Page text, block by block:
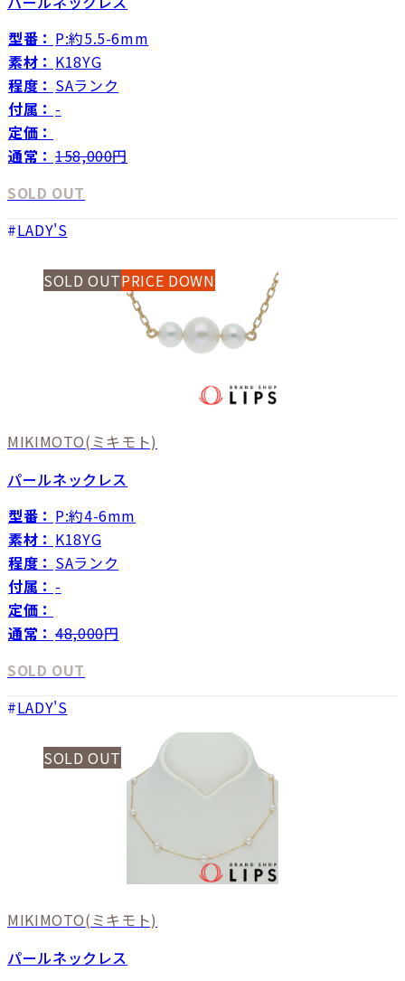
型番： P:約5.5-6mm
素材： K18YG
程度： SAランク
付属： -
定価：
通常： 158,000円
SOLD OUT
LADY'S
SOLD OUTPRICE DOWN
MIKIMOTO(ミキモト)
パールネックレス
型番： P:約4-6mm
素材： K18YG
程度： SAランク
付属： -
定価：
通常： 48,000円
SOLD OUT
LADY'S
SOLD OUT
MIKIMOTO(ミキモト)
パールネックレス